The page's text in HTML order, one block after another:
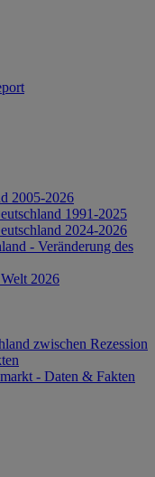
2005-2026
1991-2025
2024-2026
- Veränderung des
2026
zwischen Rezession
- Daten & Fakten